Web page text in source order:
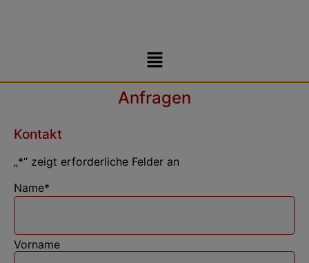
Anfragen
Kontakt
„*“ zeigt erforderliche Felder an
Name*
Vorname